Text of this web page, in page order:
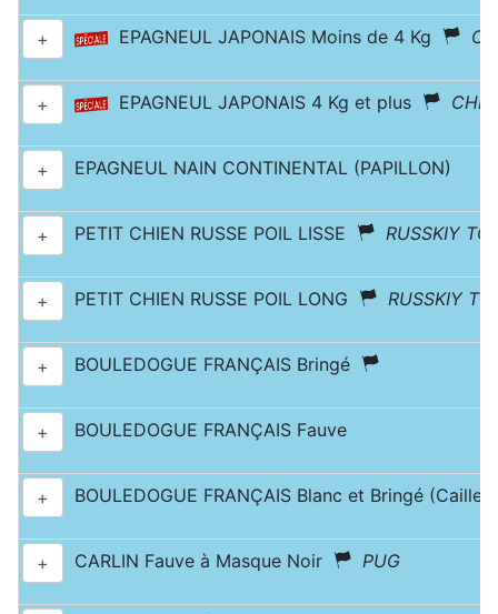
+ EPAGNEUL JAPONAIS Moins de 4 Kg
+ EPAGNEUL JAPONAIS 4 Kg et plus CHIN
+ EPAGNEUL NAIN CONTINENTAL (PAPILLON)
+ PETIT CHIEN RUSSE POIL LISSE RUSSKIY
+ PETIT CHIEN RUSSE POIL LONG RUSSKIY
+ BOULEDOGUE FRANÇAIS Bringé
+ BOULEDOGUE FRANÇAIS Fauve
+ BOULEDOGUE FRANÇAIS Blanc et Bringé (Caille)
+ CARLIN Fauve à Masque Noir PUG